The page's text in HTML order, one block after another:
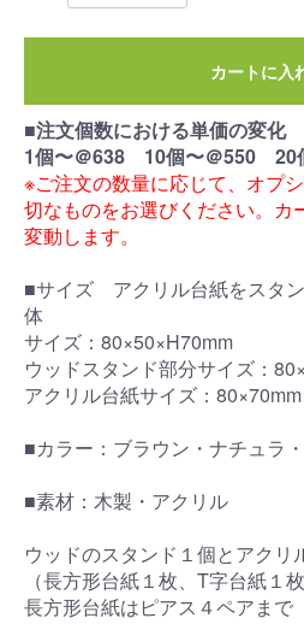
カートに入
■注文個数における単価の変化
1個〜＠638 10個〜＠550 20
※ご注文の数量に応じて、オプ
切なものをお選びください。カ
変動します。
■サイズ アクリル台紙をスタ
体
サイズ：80×50×H70mm
ウッドスタンド部分サイズ：
アクリル台紙サイズ：80×70mm
■カラー：ブラウン・ナチュラ
■素材：木製・アクリル
ウッドのスタンド１個とアクリ
（長方形台紙１枚、T字台紙１
長方形台紙はピアス４ペアま